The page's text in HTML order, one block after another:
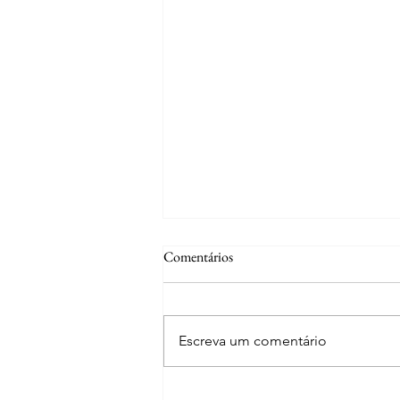
Comentários
Escreva um comentário